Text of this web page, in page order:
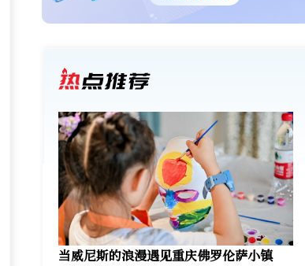
当威尼斯的浪漫遇见重庆佛罗伦萨小镇